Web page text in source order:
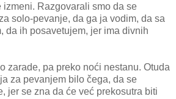
izmeni. Razgovarali smo da se
solo-pevanje, da ga ja vodim, da sa
da ih posavetujem, jer ima divnih
zarade, pa preko noći nestanu. Otuda
za pevanjem bilo čega, da se
jer se zna da će već prekosutra biti